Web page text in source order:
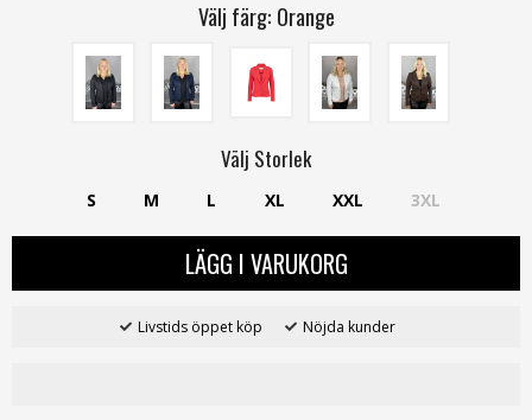
Välj färg: Orange
Välj Storlek
S M L XL XXL 3XL
LÄGG I VARUKORG
Livstids öppet köp Nöjda kunder